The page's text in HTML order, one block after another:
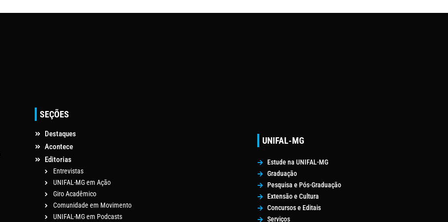
SEÇÕES
Destaques
Acontece
Editorias
Entrevistas
UNIFAL-MG em Ação
Giro Acadêmico
Comunidade em Movimento
UNIFAL-MG em Podcasts
UNIFAL-MG
Estude na UNIFAL-MG
Graduação
Pesquisa e Pós-Graduação
Extensão e Cultura
Concursos e Editais
Serviços